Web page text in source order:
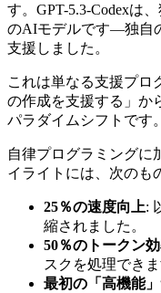
す。GPT-5.3-Codexは
のAIモデルです—独自
支援しました。
これは単なる支援プロ
の作成を支援する」か
パラダイムシフトです。
自律プログラミングに
イライトには、次のも
25％の速度向上:
縮されました。
50％のトークン
スクを処理できま
最初の「高機能